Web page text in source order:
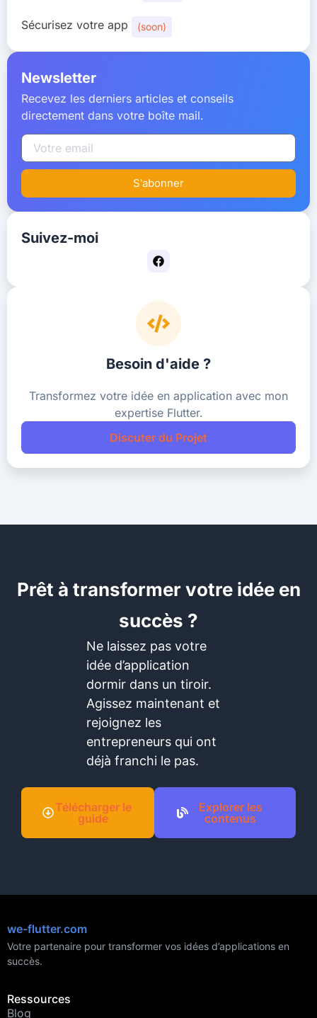
Sécurisez votre app (soon)
Newsletter
Recevez les derniers articles et conseils
directement dans votre boîte mail.
S'abonner
Suivez-moi
Besoin d'aide ?
Transformez votre idée en application avec mon
expertise Flutter.
Discuter du Projet
Prêt à transformer votre idée en
succès ?
Ne laissez pas votre
idée d’application
dormir dans un tiroir.
Agissez maintenant et
rejoignez les
entrepreneurs qui ont
déjà franchi le pas.
Télécharger le
guide
Explorer les
contenus
we-flutter.com
Votre partenaire pour transformer vos idées d’applications en
succès.
Ressources
Blog